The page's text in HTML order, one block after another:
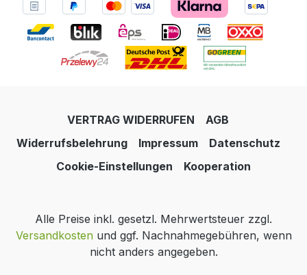
VERTRAG WIDERRUFEN
AGB
Widerrufsbelehrung
Impressum
Datenschutz
Cookie-Einstellungen
Kooperation
Alle Preise inkl. gesetzl. Mehrwertsteuer zzgl.
Versandkostenund ggf. Nachnahmegebühren, wenn
nicht anders angegeben.